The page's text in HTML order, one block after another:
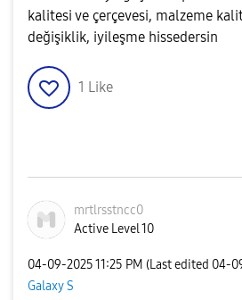
kalitesi ve çerçevesi, malzeme
değişiklik, iyileşme hissedersin
1 Like
mrtlrsstncc0
Active Level 10
‎04-09-202511:25 PM (Last edited ‎04-
Galaxy S